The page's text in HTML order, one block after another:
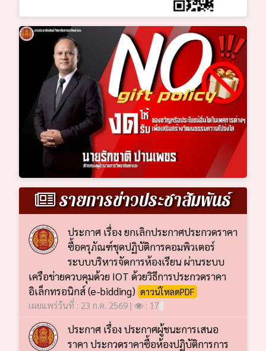
รายการข่าวประชาสัมพันธ์
ประกาศ เรื่อง ยกเลิกประกาศประกวดราคา
ซื้อครุภัณฑ์ชุดปฏิบัติการคอมพิวเตอร์
ระบบบริหารจัดการห้องเรียน ผ่านระบบ
เครือข่ายควบคุมด้วย IOT ด้วยวิธีการประกวดราคา
อิเล็กทรอนิกส์ (e-bidding) ดาวน์โหลดPDF
เผยแพร่วันที่ : 23 ก.ค. 2569 |
: 17
ประกาศ เรื่อง ประกาศผู้ชนะการเสนอ
ราคา ประกวดราคาซื้อห้องปฏิบัติการการ